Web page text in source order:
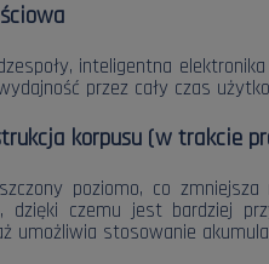
inteligentna
przez cały czas
korpusu (w trakcie
poziomo, co
dzięki czemu jest bardziej
umożliwia stosowanie